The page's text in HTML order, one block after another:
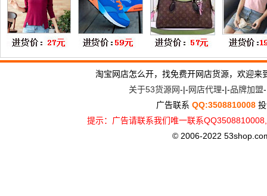
淘宝网店怎么开，找免费开网店货源，欢迎
关于53货源网-|-网店代理-|-品牌加盟
广告联系 QQ:3508810008
提示：广告请联系我们唯一联系
© 2006-2022